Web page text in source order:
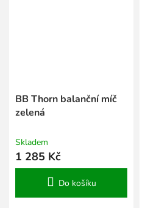
BB Thorn balanční míč
zelená
Skladem
1 285 Kč
Do košíku